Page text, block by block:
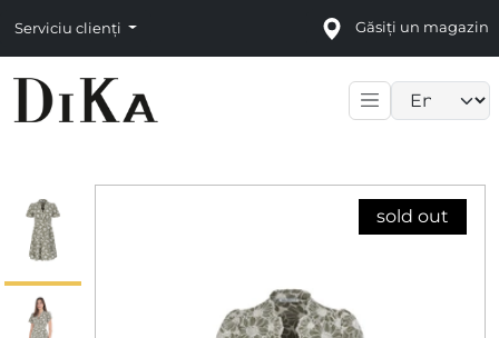
Serviciu clienți Găsiți un magazin
sold out